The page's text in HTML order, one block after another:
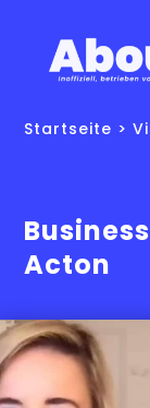
Startseite >
Acton